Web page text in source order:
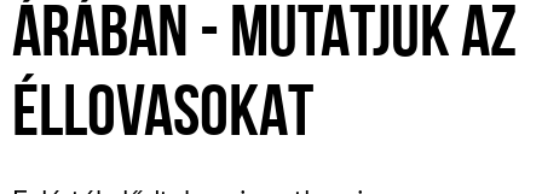
ÁRÁBAN - MUTATJUK AZ
ÉLLOVASOKAT